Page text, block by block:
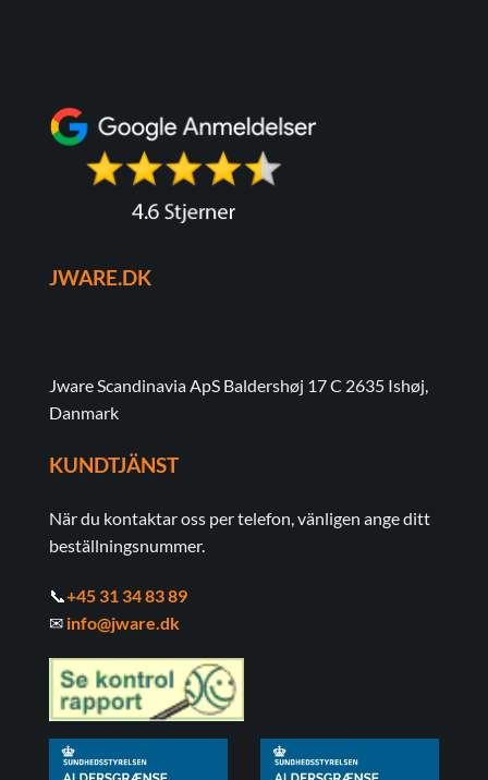
JWARE.DK
Jware Scandinavia ApS Baldershøj 17 C 2635 Ishøj,
Danmark
KUNDTJÄNST
När du kontaktar oss per telefon, vänligen ange ditt
beställningsnummer.
📞+45 31 34 83 89
✉ info@jware.dk